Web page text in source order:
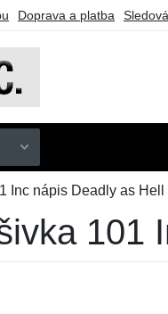
Doprava a platba
Inc nápis Deadly as Hell
101